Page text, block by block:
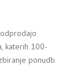
katerih 100-
ponudb